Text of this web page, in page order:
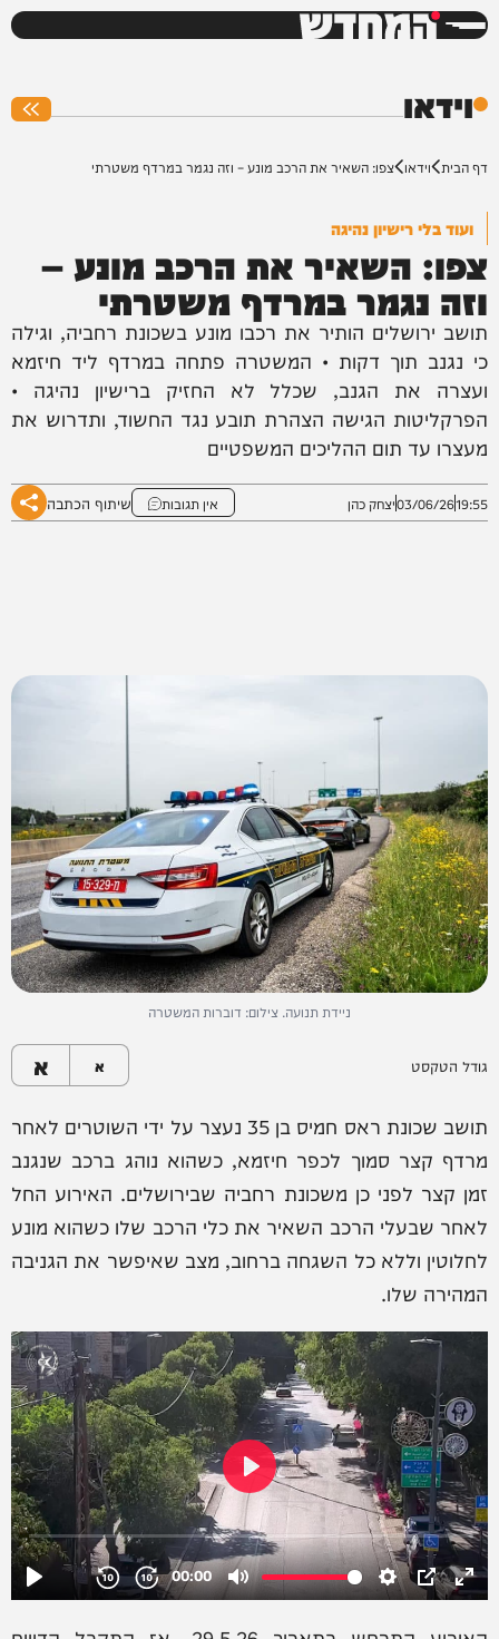
המחדש
וידאו
דף הבית וידאו צפו: השאיר את הרכב מונע – וזה נגמר במרדף משטרתי
ועוד בלי רישיון נהיגה
צפו: השאיר את הרכב מונע –
וזה נגמר במרדף משטרתי
תושב ירושלים הותיר את רכבו מונע בשכונת רחביה, וגילה
כי נגנב תוך דקות • המשטרה פתחה במרדף ליד חיזמא
ועצרה את הגנב, שכלל לא החזיק ברישיון נהיגה •
הפרקליטות הגישה הצהרת תובע נגד החשוד, ותדרוש את
מעצרו עד תום ההליכים המשפטיים
19:55
03/06/26יצחק כהן אין תגובות שיתוף הכתבה
ניידת תנועה. צילום: דוברות המשטרה
גודל הטקסט א א
תושב שכונת ראס חמיס בן 35 נעצר על ידי השוטרים לאחר
מרדף קצר סמוך לכפר חיזמא, כשהוא נוהג ברכב שנגנב
זמן קצר לפני כן משכונת רחביה שבירושלים. האירוע החל
לאחר שבעלי הרכב השאיר את כלי הרכב שלו כשהוא מונע
לחלוטין וללא כל השגחה ברחוב, מצב שאיפשר את הגניבה
המהירה שלו.